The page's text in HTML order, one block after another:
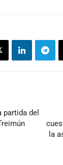
partida del
la